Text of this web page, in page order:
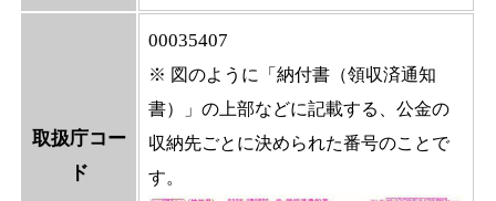
取扱庁コー
ド
00035407
※ 図のように「納付書（領収済通知
書）」の上部などに記載する、公金の
収納先ごとに決められた番号のことで
す。